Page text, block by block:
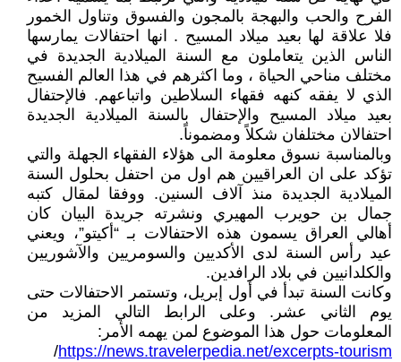
الفرح والحب والبهجة بالمجون والفسوق وتناول الخمور
فلا علاقة لها بعيد ميلاد المسيح . انها احتفالات يمارسها
الناس الذين يتعاملون مع السنة الميلادية الجديدة في
مختلف مناحي الحياة ، وما اكثرهم في هذا العالم الفسيح
الذي لا يفقه كنهه فقهاء السلاطين واتباعهم. فالإحتفال
بعيد ميلاد المسيح والإحتفال بالسنة الميلادية الجديدة
احتفالان مختلفان شكلاً ومضموناً.
وبالمناسبة نسوق معلومة الى هؤلاء الفقهاء الجهلة والتي
تؤكد على ان العراقيين هم اول من احتفل بحلول السنة
الميلادية الجديدة منذ آلاف السنين. ووفقا لمقال كتبه
جمال بن حويرب المهيري ونشرته جريدة البيان كان
أهالي العراق يسمون هذه الاحتفالات بـ “أكيتو”، ويعني
عيد رأس السنة لدى الأكديين والسومريين والآشوريين
والكلدانيين في بلاد الرافدين.
وكانت السنة تبدأ في أول إبريل، وتستمر الاحتفالات حتى
يوم الثاني عشر. وعلى الرابط التالي المزيد من
المعلومات حول هذا الموضوع لمن يهمه الأمر:
https://news.travelerpedia.net/excerpts-tourism
/